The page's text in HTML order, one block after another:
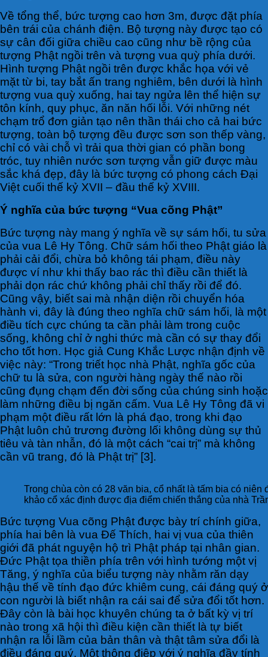
Về tổng thể, bức tượng cao hơn 3m, được đặt phía
bên trái của chánh điện. Bộ tượng này được tạo có
sự cân đối giữa chiều cao cũng như bề rộng của
tượng Phật ngồi trên và tượng vua quỳ phía dưới.
Hình tượng Phật ngồi trên được khắc họa với vẻ
mặt từ bi, tay bắt ấn trang nghiêm, bên dưới là hình
tượng vua quỳ xuống, hai tay ngửa lên thể hiện sự
tôn kính, quy phục, ăn năn hối lỗi. Với những nét
chạm trổ đơn giản tạo nên thần thái cho cả hai bức
tượng, toàn bộ tượng đều được sơn son thếp vàng,
chỉ có vài chỗ vì trải qua thời gian có phần bong
tróc, tuy nhiên nước sơn tượng vẫn giữ được màu
sắc khá đẹp, đây là bức tượng có phong cách Đại
Việt cuối thế kỷ XVII – đầu thế kỷ XVIII.
Ý nghĩa của bức tượng “Vua cõng Phật”
Bức tượng này mang ý nghĩa về sự sám hối, tu sửa
của vua Lê Hy Tông. Chữ sám hối theo Phật giáo là
phải cải đổi, chừa bỏ không tái phạm, điều này
được ví như khi thấy bao rác thì điều cần thiết là
phải dọn rác chứ không phải chỉ thấy rồi để đó.
Cũng vậy, biết sai mà nhận diện rồi chuyển hóa
hành vi, đây là đúng theo nghĩa chữ sám hối, là một
điều tích cực chúng ta cần phải làm trong cuộc
sống, không chỉ ở nghi thức mà cần có sự thay đổi
cho tốt hơn. Học giả Cung Khắc Lược nhận định về
việc này: “Trong triết học nhà Phật, nghĩa gốc của
chữ tu là sửa, con người hàng ngày thế nào rồi
cũng đụng chạm đến đời sống của chúng sinh hoặc
làm những điều bị ngăn cấm. Vua Lê Hy Tông đã vi
phạm một điều rất lớn là phá đạo, trong khi đạo
Phật luôn chủ trương đường lối không dùng sự thủ
tiêu và tàn nhẫn, đó là một cách “cai trị” mà không
cần vũ trang, đó là Phật trị” [3].
Trong chùa còn có 28 văn bia, cổ nhất là tấm bia có
khảo cổ xác định được địa điểm chiến thắng của nhà
Bức tượng Vua cõng Phật được bày trí chính giữa,
phía hai bên là vua Đế Thích, hai vị vua của thiên
giới đã phát nguyện hộ trì Phật pháp tại nhân gian.
Đức Phật tọa thiền phía trên với hình tướng một vị
Tăng, ý nghĩa của biểu tượng này nhằm răn dạy
hậu thế về tính đạo đức khiêm cung, cái đáng quý ở
con người là biết nhận ra cái sai để sửa đổi tốt hơn.
Đây còn là bài học khuyên chúng ta ở bất kỳ vị trí
nào trong xã hội thì điều kiện cần thiết là tự biết
nhận ra lỗi lầm của bản thân và thật tâm sửa đổi là
điều đáng quý. Một thông điệp với ý nghĩa đầy tính